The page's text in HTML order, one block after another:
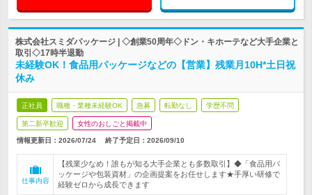
株式会社スミダパッケージ | ◇創業50周年◇ドン・キホーテなど大手企業と
取引◇17時半退勤
未経験OK！食品用パッケージなどの【営業】残業月10H*土日祝
休み
正社員 職種・業種未経験OK 急募 転勤なし 学歴不問
第二新卒歓迎 女性のおしごと掲載中
情報更新日：2026/07/24 終了予定日： 2026/09/10
仕事内容
【残業少なめ！誰もが知る大手企業とも多数取引】◆「食品用パ
ッケージや包装資材」の企画提案をお任せします★手厚い研修で
経験ゼロから成長できます